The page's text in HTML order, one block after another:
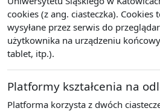
cookies (z ang. ciasteczka). Cookies
wysyłane przez serwis do
użytkownika na urządzeniu
tablet, itp.).
Platformy kształcenia na
Platforma korzysta z dwóch